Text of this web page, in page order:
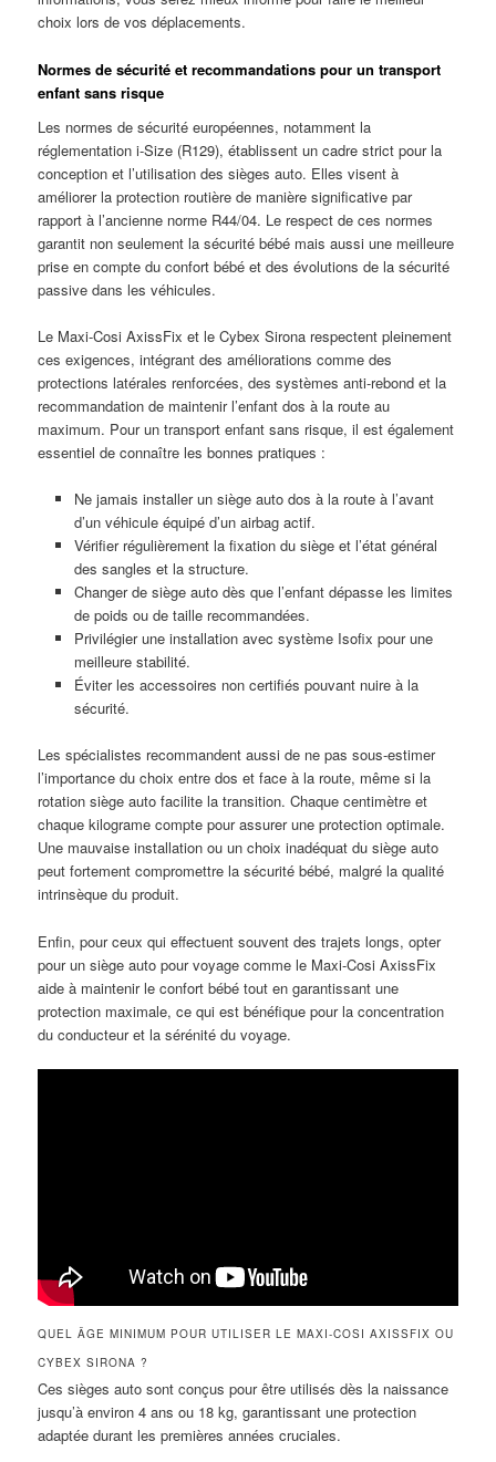
choix lors de vos déplacements.
Normes de sécurité et recommandations pour un transport
enfant sans risque
Les normes de sécurité européennes, notamment la
réglementation i-Size (R129), établissent un cadre strict pour la
conception et l’utilisation des sièges auto. Elles visent à
améliorer la protection routière de manière significative par
rapport à l’ancienne norme R44/04. Le respect de ces normes
garantit non seulement la sécurité bébé mais aussi une meilleure
prise en compte du confort bébé et des évolutions de la sécurité
passive dans les véhicules.
Le Maxi-Cosi AxissFix et le Cybex Sirona respectent pleinement
ces exigences, intégrant des améliorations comme des
protections latérales renforcées, des systèmes anti-rebond et la
recommandation de maintenir l’enfant dos à la route au
maximum. Pour un transport enfant sans risque, il est également
essentiel de connaître les bonnes pratiques :
Ne jamais installer un siège auto dos à la route à l’avant
d’un véhicule équipé d’un airbag actif.
Vérifier régulièrement la fixation du siège et l’état général
des sangles et la structure.
Changer de siège auto dès que l’enfant dépasse les limites
de poids ou de taille recommandées.
Privilégier une installation avec système Isofix pour une
meilleure stabilité.
Éviter les accessoires non certifiés pouvant nuire à la
sécurité.
Les spécialistes recommandent aussi de ne pas sous-estimer
l’importance du choix entre dos et face à la route, même si la
rotation siège auto facilite la transition. Chaque centimètre et
chaque kilograme compte pour assurer une protection optimale.
Une mauvaise installation ou un choix inadéquat du siège auto
peut fortement compromettre la sécurité bébé, malgré la qualité
intrinsèque du produit.
Enfin, pour ceux qui effectuent souvent des trajets longs, opter
pour un siège auto pour voyage comme le Maxi-Cosi AxissFix
aide à maintenir le confort bébé tout en garantissant une
protection maximale, ce qui est bénéfique pour la concentration
du conducteur et la sérénité du voyage.
QUEL ÂGE MINIMUM POUR UTILISER LE MAXI-COSI AXISSFIX OU
CYBEX SIRONA ?
Ces sièges auto sont conçus pour être utilisés dès la naissance
jusqu’à environ 4 ans ou 18 kg, garantissant une protection
adaptée durant les premières années cruciales.